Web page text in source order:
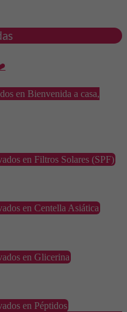
en Bienvenida a casa,
en Filtros Solares (SPF)
en Centella Asiática
en Glicerina
en Péptidos